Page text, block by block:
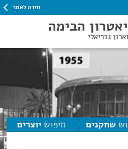
חזרה לאתר
הבימה
גבריאלי
שחקנים חיפוש יוצרים